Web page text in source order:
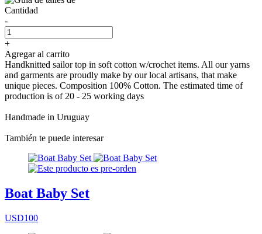
Cantidad
-
+
Agregar al carrito
Handknitted sailor top in soft cotton w/crochet items. All our yarns
and garments are proudly make by our local artisans, that make
unique pieces. Composition 100% Cotton. The estimated time of
production is of 20 - 25 working days
Handmade in Uruguay
También te puede interesar
Boat Baby Set
USD100